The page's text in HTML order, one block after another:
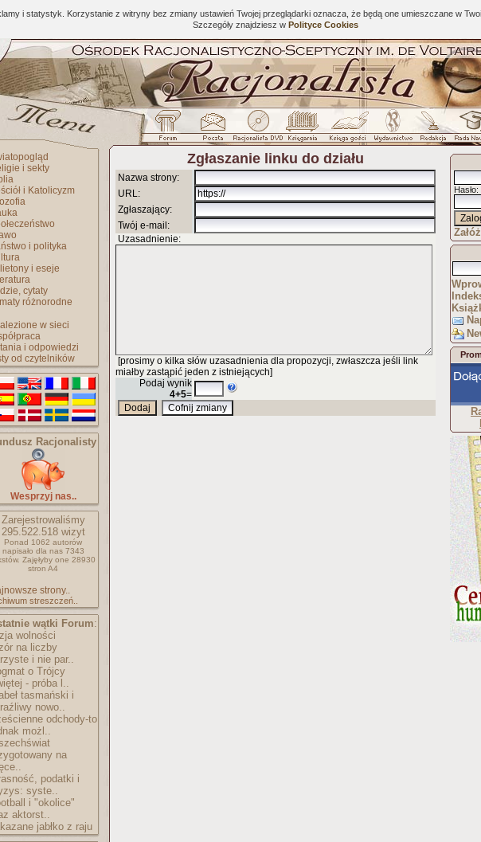
i statystyk. Korzystanie z witryny bez zmiany ustawień Twojej przeglądarki oznacza, że będą one umieszczane w
Szczegóły znajdziesz w Polityce Cookies
i sekty
i Katolicyzm
i polityka
i eseje
cytaty
różnorodne
w sieci
i odpowiedzi
od czytelników
Racjonalisty
Wesprzyj nas..
Zarejestrowaliśmy
295.522.518wizyt
Ponad 1062 autorów
napisało dla nas 7343
Zajęłyby one 28930
stron A4
strony..
streszczeń..
wątki Forum:
wolności
na liczby
i nie par..
o Trójcy
- próba l..
tasmański i
nowo..
odchody-to
możl..
na
podatki i
syste..
i "okolice"
aktorst..
jabłko z raju
Zgłaszanie linku do działu
Nazwa strony:
URL:
Zgłaszający:
Twój e-mail:
Uzasadnienie:
[prosimy o kilka słów uzasadnienia dla propozycji, zwłaszcza jeśli link
miałby zastąpić jeden z istniejących]
Podaj wynik
4+5=
Hasło: